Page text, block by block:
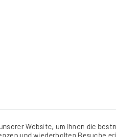
Website, um Ihnen die
und wiederholten Besuche